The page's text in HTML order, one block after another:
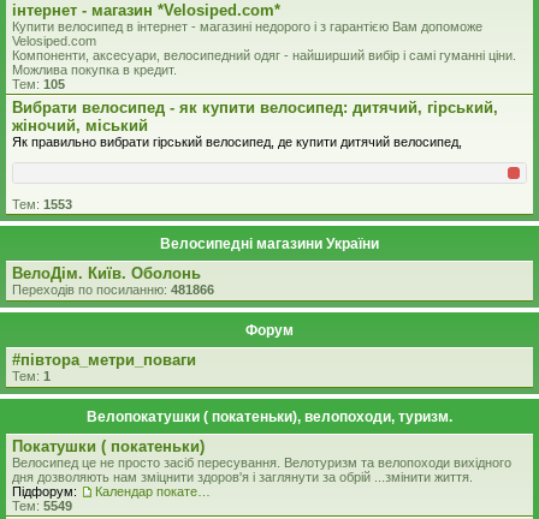
iнтернет - магазин *Velosiped.com*
Купити велосипед в інтернет - магазині недорого і з гарантією Вам допоможе
Velosiped.com
Компоненти, аксесуари, велосипедний одяг - найширший вибір і самі гуманні ціни.
Можлива покупка в кредит.
Тем: 105
Вибрати велосипед - як купити велосипед: дитячий, гірський,
жіночий, міський
Як правильно вибрати гірський велосипед, де купити дитячий велосипед,
Тем: 1553
Велосипедні магазини України
ВелоДім. Київ. Оболонь
Переходів по посиланню: 481866
Форум
#‎пiвтора_метри_поваги‬
Тем: 1
Велопокатушки ( покатеньки), велопоходи, туризм.
Покатушки ( покатеньки)
Велосипед це не просто засіб пересування. Велотуризм та велопоходи вихідного
дня дозволяють нам зміцнити здоров'я і заглянути за обрій ...змінити життя.
Підфорум:
Тем: 5549